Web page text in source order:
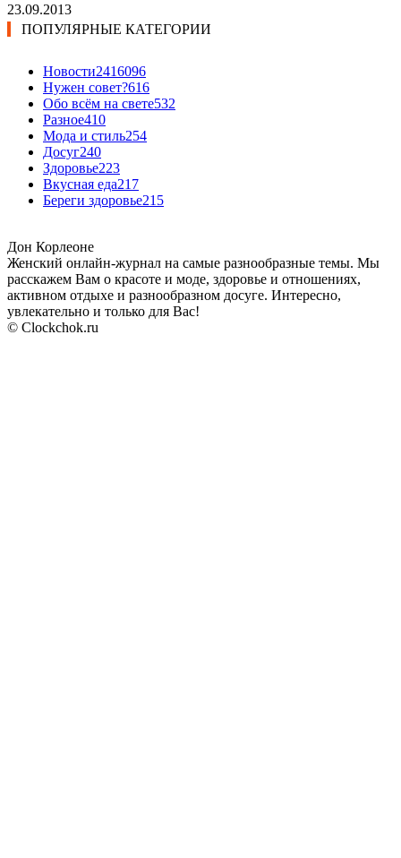
23.09.2013
ПОПУЛЯРНЫЕ КАТЕГОРИИ
Новости2416096
Нужен совет?616
Обо всём на свете532
Разное410
Мода и стиль254
Досуг240
Здоровье223
Вкусная еда217
Береги здоровье215
Дон Корлеоне
Женский онлайн-журнал на самые разнообразные темы. Мы
расскажем Вам о красоте и моде, здоровье и отношениях,
активном отдыхе и разнообразном досуге. Интересно,
увлекательно и только для Вас!
© Clockchok.ru